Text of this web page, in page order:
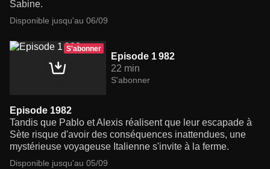
Sabine.
Disponible jusqu'au 06/09
S'abonner
Episode 1 982
22 min
S'abonner
Episode 1982
Tandis que Pablo et Alexis réalisent que leur escapade à
Sète risque d'avoir des conséquences inattendues, une
mystérieuse voyageuse Italienne s'invite à la ferme.
Disponible jusqu'au 05/09